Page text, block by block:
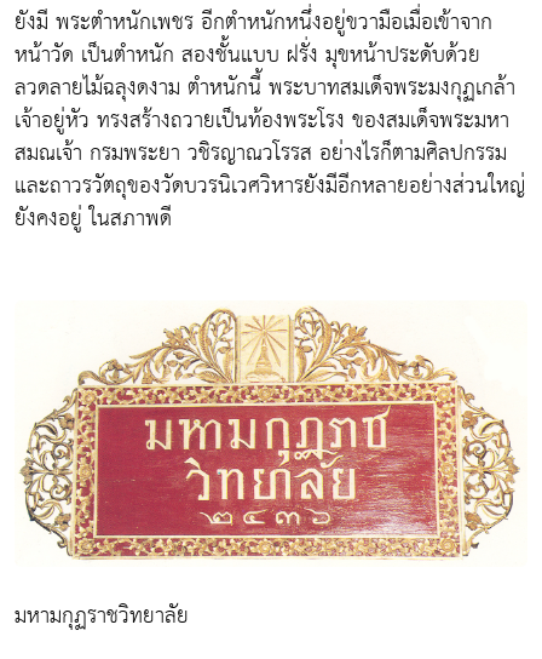
ยังมี พระตำหนักเพชร อีกตำหนักหนึ่งอยู่ขวามือเมื่อเข้าจาก
หน้าวัด เป็นตำหนัก สองชั้นแบบ ฝรั่ง มุขหน้าประดับด้วย
ลวดลายไม้ฉลุงดงาม ตำหนักนี้ พระบาทสมเด็จพระมงกุฏเกล้า
เจ้าอยู่หัว ทรงสร้างถวายเป็นท้องพระโรง ของสมเด็จพระมหา
สมณเจ้า กรมพระยา วชิรญาณวโรรส อย่างไรก็ตามศิลปกรรม
และถาวรวัตถุของวัดบวรนิเวศวิหารยังมีอีกหลายอย่างส่วนใหญ่
ยังคงอยู่ ในสภาพดี
มหามกุฏราชวิทยาลัย